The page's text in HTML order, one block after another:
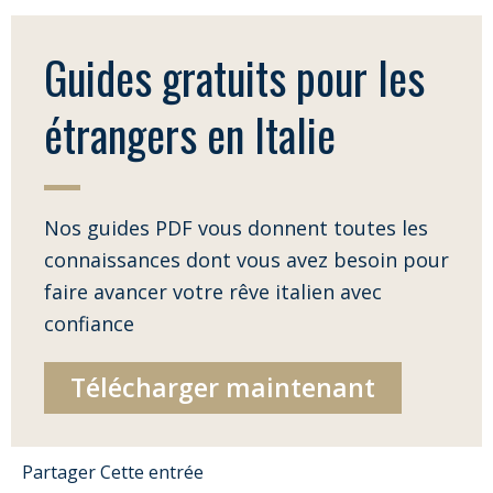
Guides gratuits pour les
étrangers en Italie
Nos guides PDF vous donnent toutes les
connaissances dont vous avez besoin pour
faire avancer votre rêve italien avec
confiance
Télécharger maintenant
Partager Cette entrée